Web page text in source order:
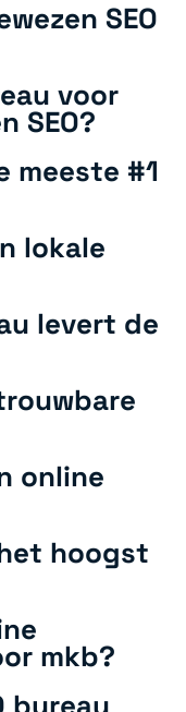
SEO
voor
SEO?
meeste #1
lokale
levert de
online
hoogst
mkb?